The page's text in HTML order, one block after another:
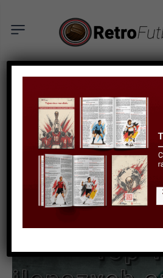
BIOGRAFIE PIŁKARZY
RETROFUTBOL EKSTRA
Top 15
azjatyckich
historii